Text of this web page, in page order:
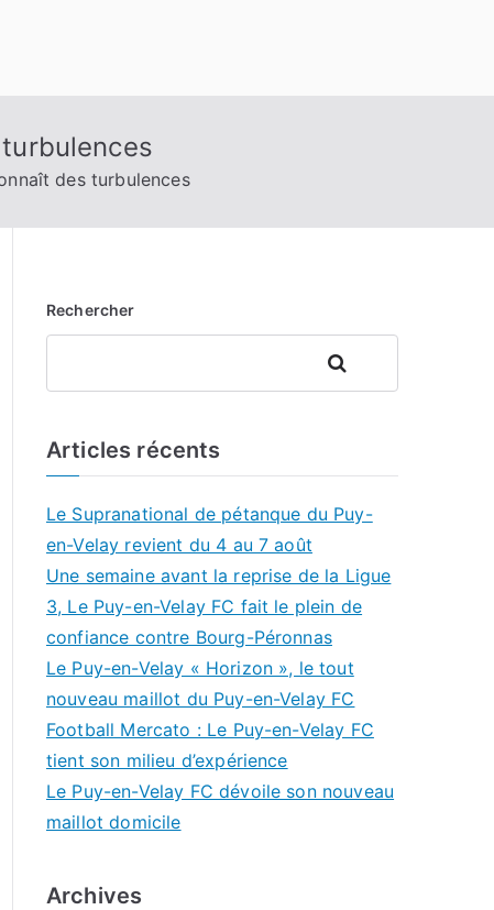
des turbulences
Rechercher
Rechercher
Articles récents
Le Supranational de pétanque du Puy-
en-Velay revient du 4 au 7 août
Une semaine avant la reprise de la Ligue
3, Le Puy-en-Velay FC fait le plein de
confiance contre Bourg-Péronnas
Le Puy-en-Velay « Horizon », le tout
nouveau maillot du Puy-en-Velay FC
Football Mercato : Le Puy-en-Velay FC
tient son milieu d’expérience
Le Puy-en-Velay FC dévoile son nouveau
maillot domicile
Archives